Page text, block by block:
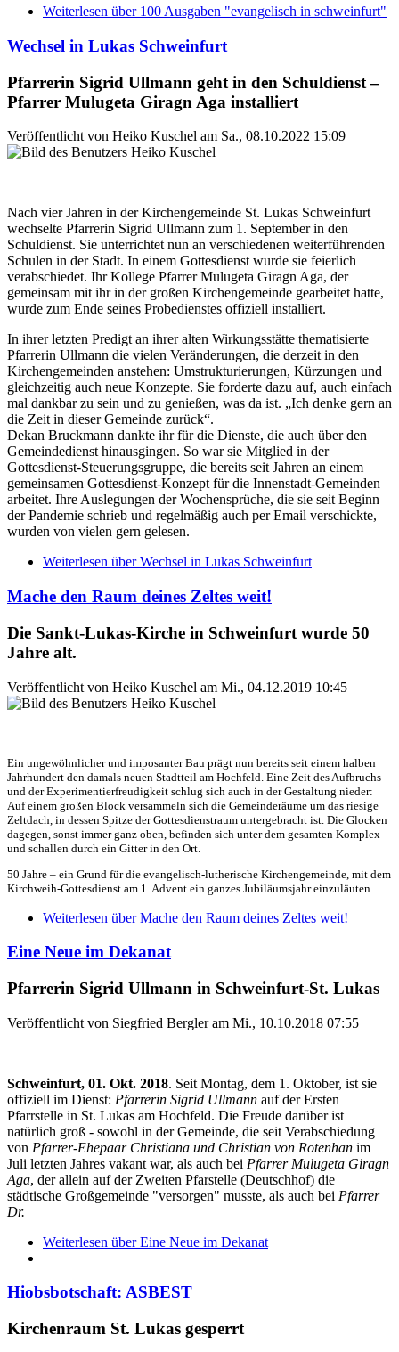
Weiterlesen über 100 Ausgaben "evangelisch in schweinfurt"
Wechsel in Lukas Schweinfurt
Pfarrerin Sigrid Ullmann geht in den Schuldienst –
Pfarrer Mulugeta Giragn Aga installiert
Veröffentlicht von Heiko Kuschel am Sa., 08.10.2022 15:09
Nach vier Jahren in der Kirchengemeinde St. Lukas Schweinfurt
wechselte Pfarrerin Sigrid Ullmann zum 1. September in den
Schuldienst. Sie unterrichtet nun an verschiedenen weiterführenden
Schulen in der Stadt. In einem Gottesdienst wurde sie feierlich
verabschiedet. Ihr Kollege Pfarrer Mulugeta Giragn Aga, der
gemeinsam mit ihr in der großen Kirchengemeinde gearbeitet hatte,
wurde zum Ende seines Probedienstes offiziell installiert.
In ihrer letzten Predigt an ihrer alten Wirkungsstätte thematisierte
Pfarrerin Ullmann die vielen Veränderungen, die derzeit in den
Kirchengemeinden anstehen: Umstrukturierungen, Kürzungen und
gleichzeitig auch neue Konzepte. Sie forderte dazu auf, auch einfach
mal dankbar zu sein und zu genießen, was da ist. „Ich denke gern an
die Zeit in dieser Gemeinde zurück“.
Dekan Bruckmann dankte ihr für die Dienste, die auch über den
Gemeindedienst hinausgingen. So war sie Mitglied in der
Gottesdienst-Steuerungsgruppe, die bereits seit Jahren an einem
gemeinsamen Gottesdienst-Konzept für die Innenstadt-Gemeinden
arbeitet. Ihre Auslegungen der Wochensprüche, die sie seit Beginn
der Pandemie schrieb und regelmäßig auch per Email verschickte,
wurden von vielen gern gelesen.
Weiterlesen über Wechsel in Lukas Schweinfurt
Mache den Raum deines Zeltes weit!
Die Sankt-Lukas-Kirche in Schweinfurt wurde 50
Jahre alt.
Veröffentlicht von Heiko Kuschel am Mi., 04.12.2019 10:45
Ein ungewöhnlicher und imposanter Bau prägt nun bereits seit einem halben
Jahrhundert den damals neuen Stadtteil am Hochfeld. Eine Zeit des Aufbruchs
und der Experimentierfreudigkeit schlug sich auch in der Gestaltung nieder:
Auf einem großen Block versammeln sich die Gemeinderäume um das riesige
Zeltdach, in dessen Spitze der Gottesdienstraum untergebracht ist. Die Glocken
dagegen, sonst immer ganz oben, befinden sich unter dem gesamten Komplex
und schallen durch ein Gitter in den Ort.
50 Jahre – ein Grund für die evangelisch-lutherische Kirchengemeinde, mit dem
Kirchweih-Gottesdienst am 1. Advent ein ganzes Jubiläumsjahr einzuläuten.
Weiterlesen über Mache den Raum deines Zeltes weit!
Eine Neue im Dekanat
Pfarrerin Sigrid Ullmann in Schweinfurt-St. Lukas
Veröffentlicht von Siegfried Bergleram Mi., 10.10.2018 07:55
Schweinfurt, 01. Okt. 2018. Seit Montag, dem 1. Oktober, ist sie
offiziell im Dienst: Pfarrerin Sigrid Ullmann auf der Ersten
Pfarrstelle in St. Lukas am Hochfeld. Die Freude darüber ist
natürlich groß - sowohl in der Gemeinde, die seit Verabschiedung
von Pfarrer-Ehepaar Christiana und Christian von Rotenhan im
Juli letzten Jahres vakant war, als auch bei Pfarrer Mulugeta Giragn
Aga, der allein auf der Zweiten Pfarstelle (Deutschhof) die
städtische Großgemeinde "versorgen" musste, als auch bei Pfarrer
Dr.
Weiterlesen über Eine Neue im Dekanat
Hiobsbotschaft: ASBEST
Kirchenraum St. Lukas gesperrt